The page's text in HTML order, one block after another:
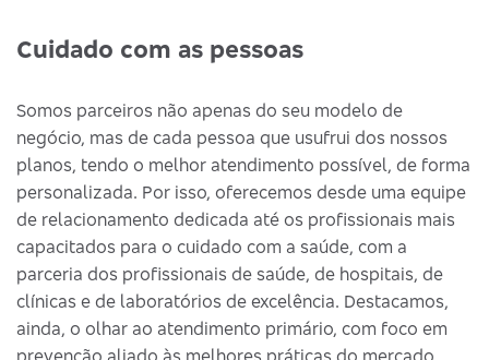
Cuidado com as pessoas
Somos parceiros não apenas do seu modelo de
negócio, mas de cada pessoa que usufrui dos nossos
planos, tendo o melhor atendimento possível, de forma
personalizada. Por isso, oferecemos desde uma equipe
de relacionamento dedicada até os profissionais mais
capacitados para o cuidado com a saúde, com a
parceria dos profissionais de saúde, de hospitais, de
clínicas e de laboratórios de excelência. Destacamos,
ainda, o olhar ao atendimento primário, com foco em
prevenção aliado às melhores práticas do mercado.